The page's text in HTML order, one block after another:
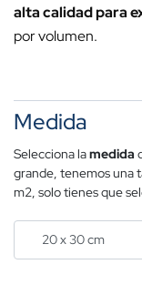
alta calidad para
por volumen.
Medida
Selecciona lamedida
grande, tenemos una
m2, solo tienes que